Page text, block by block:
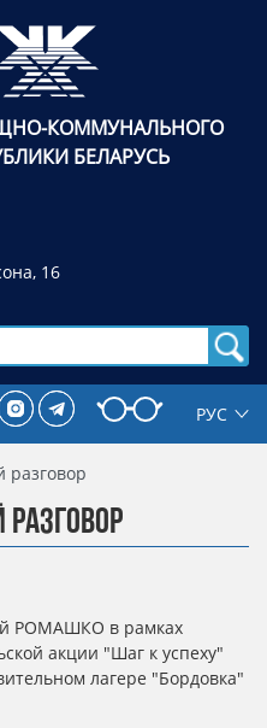
КОММУНАЛЬНОГО
БЕЛАРУСЬ
16
разговор
РОМАШКО в рамках
акции "Шаг к успеху"
лагере "Бордовка"